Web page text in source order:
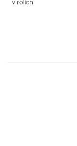
v rolích